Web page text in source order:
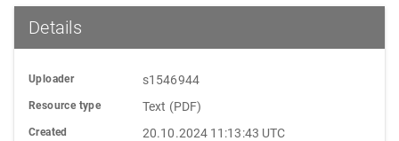
Details
Uploader s1546944
Resource type Text (PDF)
Created 20.10.2024 11:13:43 UTC